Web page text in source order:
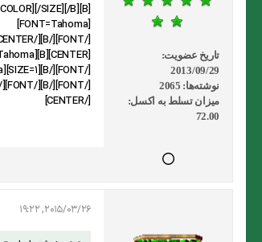
تاریخ عضویت:
2013/09/29
نوشته‌ها: 2065
میزان تسلط به اکسل:
72.00
SIZE][/B][B]
[FONT=Tahoma]
[/FONT][/B][/CENTER]
[CENTER][B][FONT=Tahoma] [IMG]http://forum.exceliran.com/attachment.php?attachmentid=5334&d=1419428336[/IMG]
[/FONT][/B][SIZE=1][FONT=Tahoma][B][FONT=Tahoma]
[/FONT][/B][/FONT][/SIZE]
[/CENTER]
2015/03/26, 19:22